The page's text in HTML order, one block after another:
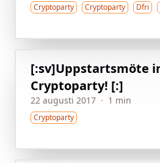
Cryptoparty Cryptoparty Dfri
[:sv]Uppstartsmöte
Cryptoparty! [:]
22 augusti 2017 · 1 min
Cryptoparty